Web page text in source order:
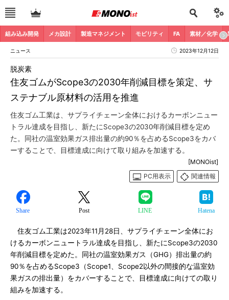
組み込み開発 メカ設計 製造マネジメント モビリティ FA 素材／化学
ニュース 2023年12月12日
住友ゴムがScope3の2030年削減目標を策定、サ
ステナブル原材料の活用を推進
脱炭素
住友ゴム工業は、サプライチェーン全体におけるカーボンニュー
トラル達成を目指し、新たにScope3の2030年削減目標を定め
た。同社の温室効果ガス排出量の約90％を占めるScope3をカバ
ーすることで、目標達成に向けて取り組みを加速する。
[MONOist]
PC用表示
関連情報
Share Post LINE Hatena
住友ゴム工業は2023年11月28日、サプライチェーン全体にお
けるカーボンニュートラル達成を目指し、新たにScope3の2030
年削減目標を定めた。同社の温室効果ガス（GHG）排出量の約
90％を占めるScope3（Scope1、Scope2以外の間接的な温室効
果ガスの排出量）をカバーすることで、目標達成に向けての取り
組みを加速する。